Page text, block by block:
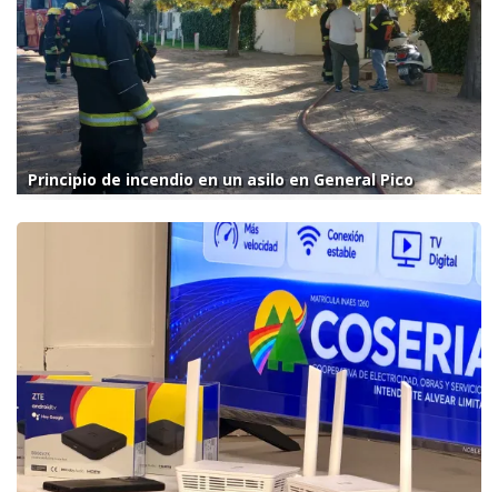
Principio de incendio en un asilo en General Pico